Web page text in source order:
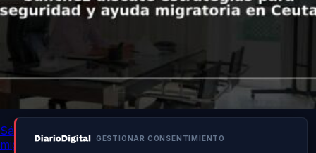
GESTIONAR CONSENTIMIENTO
Sánchez discute estrategias para seguridad y ayuda
migratoria en Ceuta